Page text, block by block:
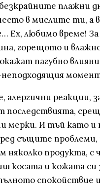
плажни
в мислите ти, а
Ех, любимо време!
горещото и
пагубно
алергични реакции,
последствията,
мерки. И тъй като и
същите проблеми,
няколко продукта,
косата и кожата
спокойствие